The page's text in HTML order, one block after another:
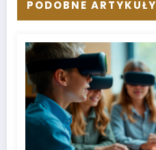
PODOBNE ARTYKUŁY